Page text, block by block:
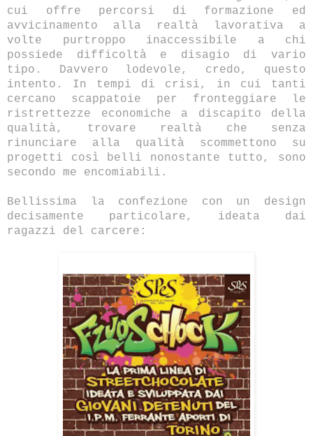
cui offre percorsi di formazione ed
avvicinamento alla realtà lavorativa a
volte purtroppo inaccessibile a chi
possiede difficoltà e disagio di vario
tipo. Davvero lodevole, credo, questo
intento. In tempi di crisi, in cui tanti
cercano scappatoie per fronteggiare le
ristrettezze economiche a discapito della
qualità, trovare realtà che senza
rinunciare alla qualità scommettono su
progetti così belli nonostante tutto, sono
secondo me encomiabili.
Bellissima la confezione con un design
decisamente particolare, ideata dai
ragazzi del carcere: